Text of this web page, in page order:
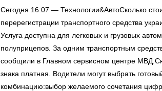
Сегодня 16:07 — Технологии&АвтоСколько
перерегистрации транспортного средства
Услуга доступна для легковых и грузовых
полуприцепов. За одним транспортным
сообщили в Главном сервисном центре
знака платная. Водители могут выбрать
комбинацию:выбор желаемого сочетания